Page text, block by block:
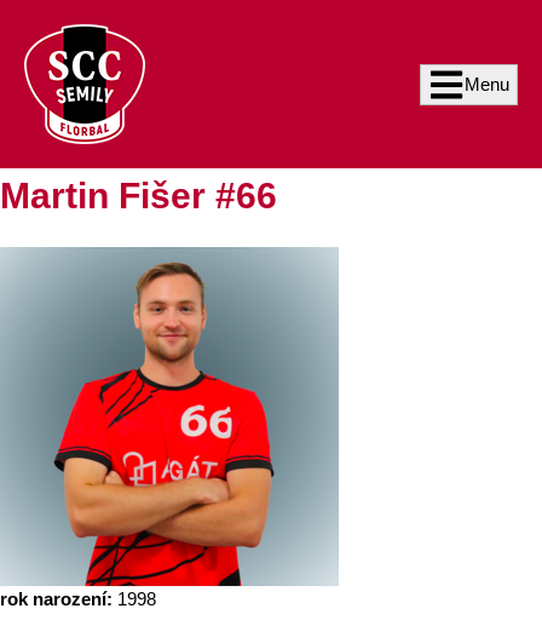
Menu
Martin Fišer #66
rok narození: 1998